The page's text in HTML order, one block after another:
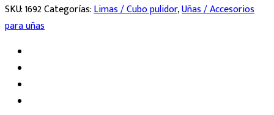
SKU:1692Categorías:Limas / Cubo pulidor,Uñas / Accesorios
para uñas